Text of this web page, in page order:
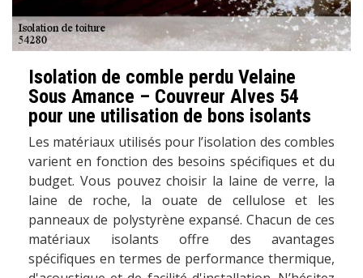
Isolation de comble perdu Velaine
Sous Amance – Couvreur Alves 54
pour une utilisation de bons isolants
Les matériaux utilisés pour l’isolation des combles
varient en fonction des besoins spécifiques et du
budget. Vous pouvez choisir la laine de verre, la
laine de roche, la ouate de cellulose et les
panneaux de polystyrène expansé. Chacun de ces
matériaux isolants offre des avantages
spécifiques en termes de performance thermique,